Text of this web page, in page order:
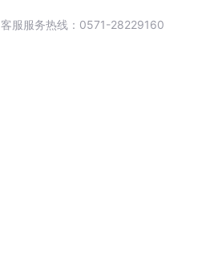
客服服务热线：0571-28229160